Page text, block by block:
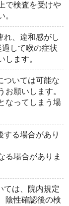
で検査を受けや
。
れ、違和感がし
して喉の症状
します。
ついては可能な
お願いします。
なってしまう場
する場合があり
る場合がありま
ては、院内規定
陰性確認後の検